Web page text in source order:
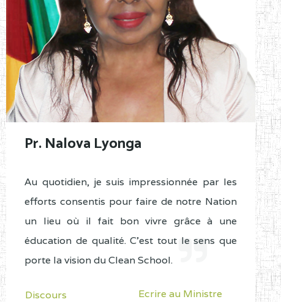
Pr. Nalova Lyonga
Au quotidien, je suis impressionnée par les
efforts consentis pour faire de notre Nation
un lieu où il fait bon vivre grâce à une
éducation de qualité. C'est tout le sens que
porte la vision du Clean School.
Discours Ecrire au Ministre